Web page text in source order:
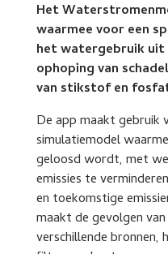
Het
waarmee voor een
het watergebruik uit
ophoping van
van stikstof en
De app maakt gebruik
simulatiemodel
geloosd wordt, met
emissies te
en toekomstige
maakt de gevolgen
verschillende bronnen,